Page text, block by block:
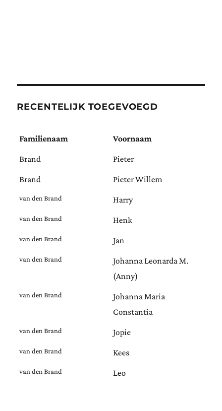
RECENTELIJK TOEGEVOEGD
Familienaam Voornaam
Brand Pieter
Brand Pieter Willem
van den Brand Harry
van den Brand Henk
van den Brand Jan
van den Brand
Johanna Leonarda M.
(Anny)
van den Brand
Johanna Maria
Constantia
van den Brand Jopie
van den Brand Kees
van den Brand Leo